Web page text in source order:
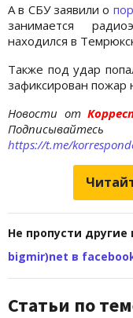
А в СБУ заявили о
занимается
находился в
Также под удар
зафиксирован
Новости от
https://t.me/
Не пропусти
bigmir)net в
Статьи по